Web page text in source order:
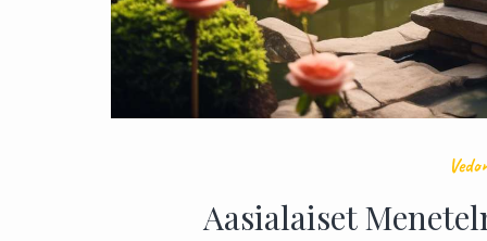
Aasialaiset